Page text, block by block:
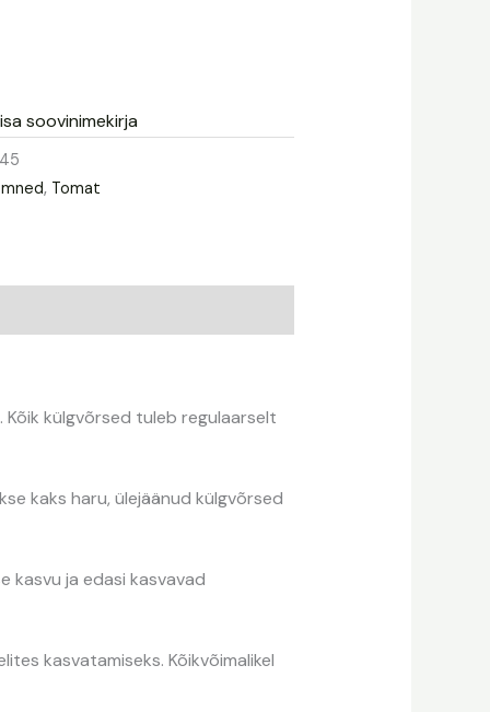
soovinimekirja
, Tomat
külgvõrsed tuleb regulaarselt
kaks haru, ülejäänud külgvõrsed
kasvu ja edasi kasvavad
kasvatamiseks. Kõikvõimalikel